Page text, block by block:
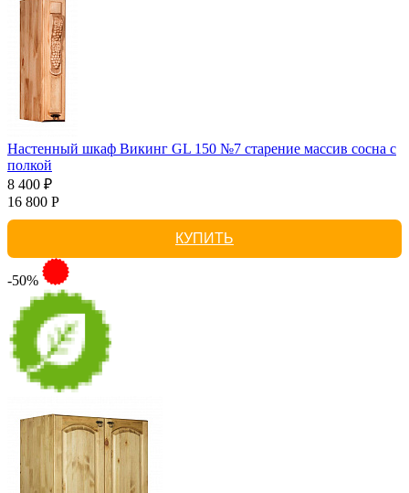
Настенный шкаф Викинг GL 150 №7 старение массив сосна с
полкой
8 400 ₽
16 800 Р
КУПИТЬ
-50%